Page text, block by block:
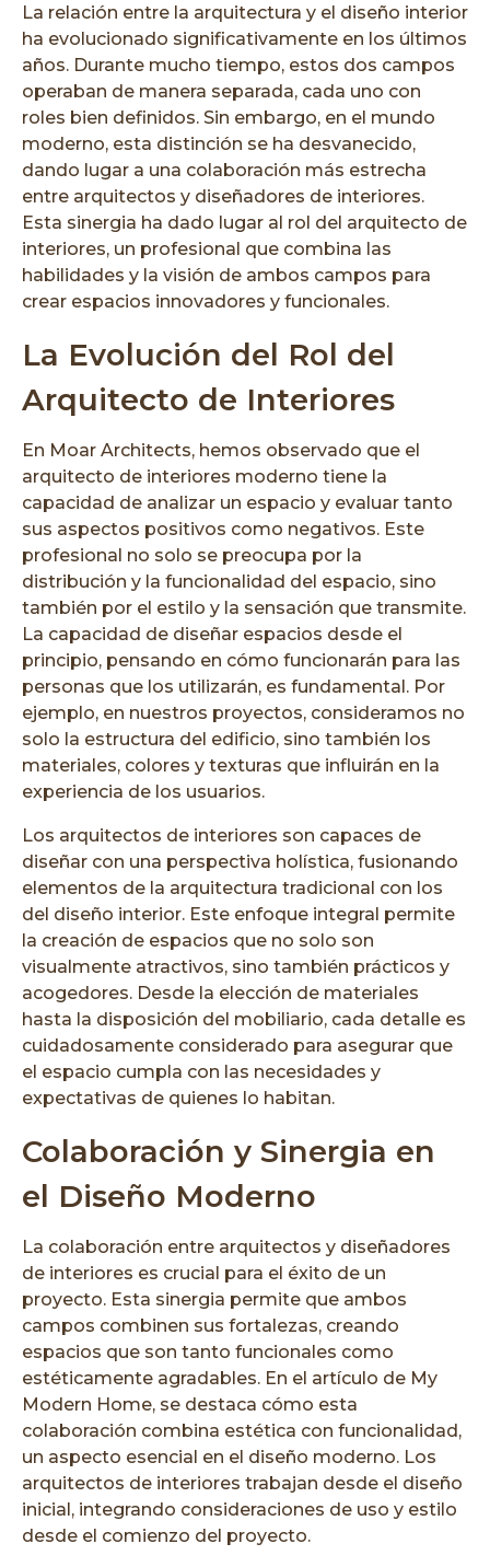
La relación entre la arquitectura y el diseño interior
ha evolucionado significativamente en los últimos
años. Durante mucho tiempo, estos dos campos
operaban de manera separada, cada uno con
roles bien definidos. Sin embargo, en el mundo
moderno, esta distinción se ha desvanecido,
dando lugar a una colaboración más estrecha
entre arquitectos y diseñadores de interiores.
Esta sinergia ha dado lugar al rol del arquitecto de
interiores, un profesional que combina las
habilidades y la visión de ambos campos para
crear espacios innovadores y funcionales.
La Evolución del Rol del
Arquitecto de Interiores
En Moar Architects, hemos observado que el
arquitecto de interiores moderno tiene la
capacidad de analizar un espacio y evaluar tanto
sus aspectos positivos como negativos. Este
profesional no solo se preocupa por la
distribución y la funcionalidad del espacio, sino
también por el estilo y la sensación que transmite.
La capacidad de diseñar espacios desde el
principio, pensando en cómo funcionarán para las
personas que los utilizarán, es fundamental. Por
ejemplo, en nuestros proyectos, consideramos no
solo la estructura del edificio, sino también los
materiales, colores y texturas que influirán en la
experiencia de los usuarios.
Los arquitectos de interiores son capaces de
diseñar con una perspectiva holística, fusionando
elementos de la arquitectura tradicional con los
del diseño interior. Este enfoque integral permite
la creación de espacios que no solo son
visualmente atractivos, sino también prácticos y
acogedores. Desde la elección de materiales
hasta la disposición del mobiliario, cada detalle es
cuidadosamente considerado para asegurar que
el espacio cumpla con las necesidades y
expectativas de quienes lo habitan.
Colaboración y Sinergia en
el Diseño Moderno
La colaboración entre arquitectos y diseñadores
de interiores es crucial para el éxito de un
proyecto. Esta sinergia permite que ambos
campos combinen sus fortalezas, creando
espacios que son tanto funcionales como
estéticamente agradables. En el artículo de My
Modern Home, se destaca cómo esta
colaboración combina estética con funcionalidad,
un aspecto esencial en el diseño moderno. Los
arquitectos de interiores trabajan desde el diseño
inicial, integrando consideraciones de uso y estilo
desde el comienzo del proyecto.